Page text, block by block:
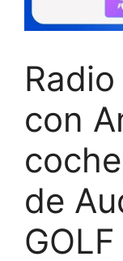
con
de